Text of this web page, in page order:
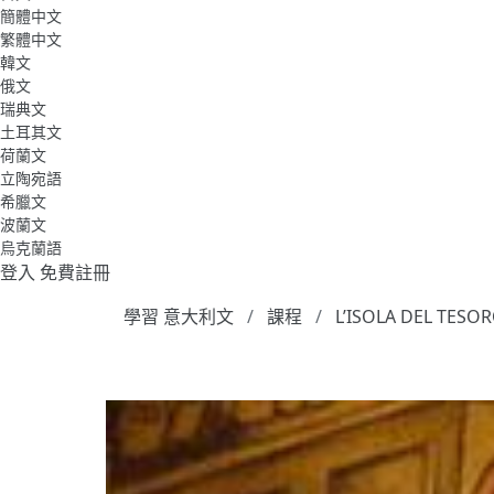
簡體中文
繁體中文
韓文
俄文
瑞典文
土耳其文
荷蘭文
立陶宛語
希臘文
波蘭文
烏克蘭語
登入 免費註冊
學習 意大利文
課程 L’ISOLA DEL